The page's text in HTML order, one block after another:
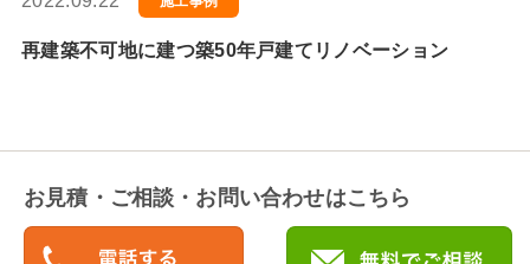
再建築不可地に建つ築50年戸建てリノベーション
お見積・ご相談・お問い合わせはこちら